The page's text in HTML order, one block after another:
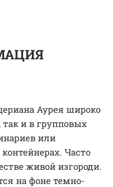
Аурея широко
так и в групповых
или
Часто
живой изгороди.
на фоне темно-